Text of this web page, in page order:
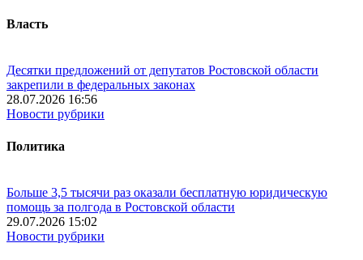
Власть
Десятки предложений от депутатов Ростовской области
закрепили в федеральных законах
28.07.2026 16:56
Новости рубрики
Политика
Больше 3,5 тысячи раз оказали бесплатную юридическую
помощь за полгода в Ростовской области
29.07.2026 15:02
Новости рубрики